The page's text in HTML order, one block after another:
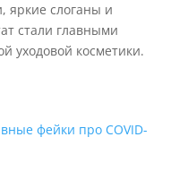
яркие слоганы и
стали главными
уходовой косметики.